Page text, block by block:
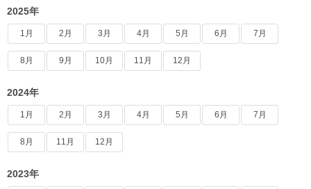
2025年
1月 2月 3月 4月 5月 6月 7月
8月 9月 10月 11月 12月
2024年
1月 2月 3月 4月 5月 6月 7月
8月 11月 12月
2023年